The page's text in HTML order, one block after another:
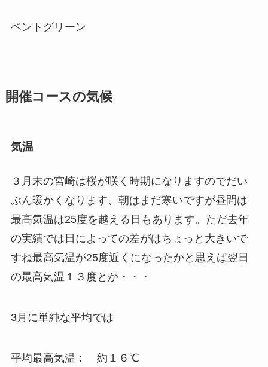
ベントグリーン
開催コースの気候
気温
３月末の宮崎は桜が咲く時期になりますのでだい
ぶん暖かくなります、朝はまだ寒いですが昼間は
最高気温は25度を越える日もあります。ただ去年
の実績では 日によっての差がはちょっと大きいで
すね最高気温が25度近く になったかと思えば翌日
の最高気温 １３度 とか・・・
3月に単純な平均では
平均最高気温： 約１６℃